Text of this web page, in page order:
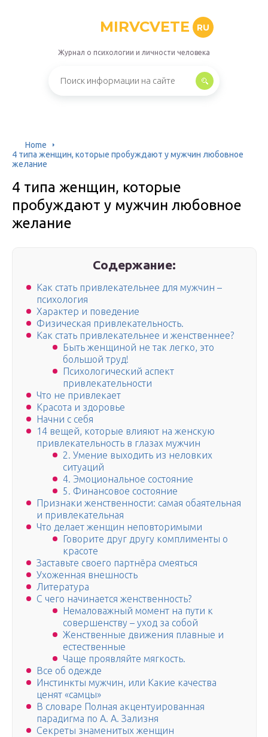
MIRVCVETE RU
Журнал о психологии и личности человека
Home
4 типа женщин, которые пробуждают у мужчин любовное
желание
4 типа женщин, которые
пробуждают у мужчин любовное
желание
Содержание:
Как стать привлекательнее для мужчин –
психология
Характер и поведение
Физическая привлекательность.
Как стать привлекательнее и женственнее?
Быть женщиной не так легко, это
большой труд!
Психологический аспект
привлекательности
Что не привлекает
Красота и здоровье
Начни с себя
14 вещей, которые влияют на женскую
привлекательность в глазах мужчин
2. Умение выходить из неловких
ситуаций
4. Эмоциональное состояние
5. Финансовое состояние
Признаки женственности: самая обаятельная
и привлекательная
Что делает женщин неповторимыми
Говорите друг другу комплименты о
красоте
Заставьте своего партнёра смеяться
Ухоженная внешность
Литература
С чего начинается женственность?
Немаловажный момент на пути к
совершенству – уход за собой
Женственные движения плавные и
естественные
Чаще проявляйте мягкость.
Все об одежде
Инстинкты мужчин, или Какие качества
ценят «самцы»
В словаре Полная акцентуированная
парадигма по А. А. Зализня
Секреты знаменитых женщин